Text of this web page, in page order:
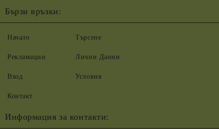
Бързи връзки:
Начало
Рекламации
Вход
Контакт
Търсене
Лични Данни
Условия
Информация за контакти: